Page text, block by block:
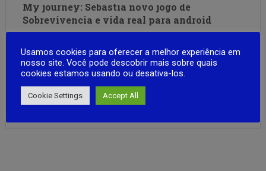
My journey: Sebastia novo jogo de
Sobrevivencia e vida real para android
um ambiente mundo aberto onde você tenta sobreviver
em uma vila de Sebastia, ganhar dinheiro trabalhando ou
estrada! O jogo contem aréa Rural e Cidade com
aéroportos …
FULL ARTICLE
Usamos cookies para oferecer a melhor experiência em
nosso site. Você pode descobrir mais sobre quais
cookies estamos usando ou desativa-los.
Cookie Settings Accept All